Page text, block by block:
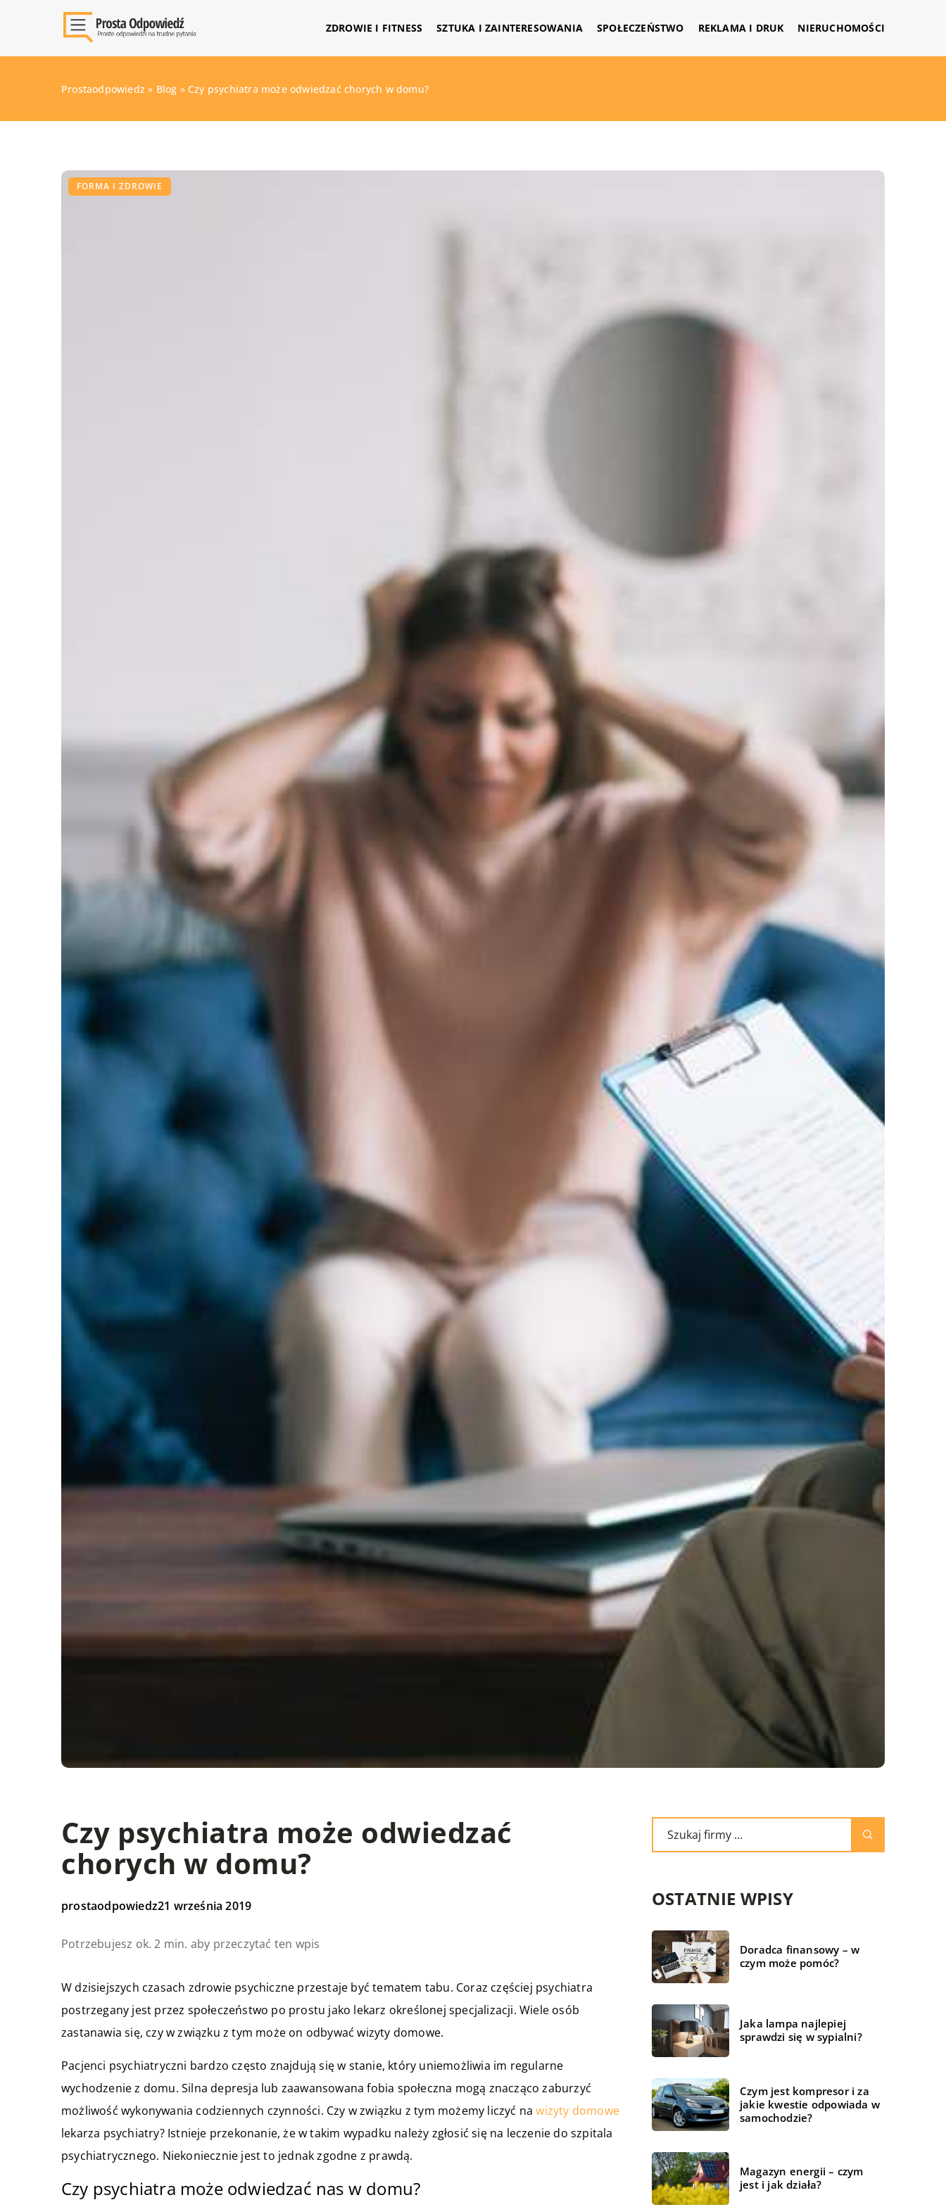
ZDROWIE I FITNESS SZTUKA I ZAINTERESOWANIA SPOŁECZEŃSTWO REKLAMA I DRUK NIERUCHOMOŚCI
Prostaodpowiedz » Blog » Czy psychiatra może odwiedzać chorych w domu?
FORMA I ZDROWIE
Czy psychiatra może odwiedzać
chorych w domu?
prostaodpowiedz21 września 2019
Potrzebujesz ok. 2 min. aby przeczytać ten wpis
W dzisiejszych czasach zdrowie psychiczne przestaje być tematem tabu. Coraz częściej psychiatra
postrzegany jest przez społeczeństwo po prostu jako lekarz określonej specjalizacji. Wiele osób
zastanawia się, czy w związku z tym może on odbywać wizyty domowe.
Pacjenci psychiatryczni bardzo często znajdują się w stanie, który uniemożliwia im regularne
wychodzenie z domu. Silna depresja lub zaawansowana fobia społeczna mogą znacząco zaburzyć
możliwość wykonywania codziennych czynności. Czy w związku z tym możemy liczyć nawizyty domowe
lekarza psychiatry? Istnieje przekonanie, że w takim wypadku należy zgłosić się na leczenie do szpitala
psychiatrycznego. Niekoniecznie jest to jednak zgodne z prawdą.
Czy psychiatra może odwiedzać nas w domu?
OSTATNIE WPISY
Doradca finansowy – w
czym może pomóc?
Jaka lampa najlepiej
sprawdzi się w sypialni?
Czym jest kompresor i za
jakie kwestie odpowiada w
samochodzie?
Magazyn energii – czym
jest i jak działa?